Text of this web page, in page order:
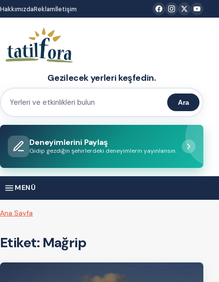
İçeriğe
atla
HakkımızdaReklamİletişim
Gezilecek yerleri keşfedin.
Yerleri
etkinlikleri
bulun
Ara
Deneyimlerini Paylaş
Gidip gezdiğin şehirlerdeki deneyimlerin yayınlansın.
MENÜ
Ana Sayfa
Etiket: Mağrip